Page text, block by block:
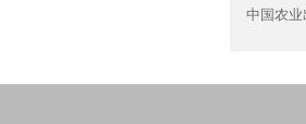
中国农业